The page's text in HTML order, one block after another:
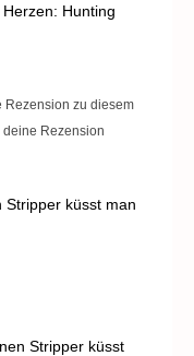
Hunting
Rezension zu diesem
Rezension
Stripper küsst man
Stripper küsst